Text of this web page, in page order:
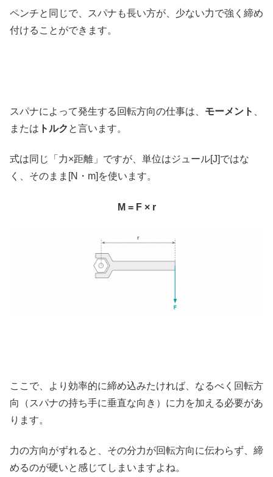
ペンチと同じで、スパナも長い方が、少ない力で強く締め
付けることができます。
スパナによって発生する回転方向の仕事は、 モーメント
または トルク と言います。
式は同じ「力×距離」ですが、単位はジュール[J]ではな
く、そのまま[N・m]を使います。
M = F × r
ここで、より効率的に締め込みたければ、なるべく回転方
向（スパナの持ち手に垂直な向き）に力を加える必要があ
ります。
力の方向がずれると、その分力が回転方向に伝わらず、締
めるのが硬いと感じてしまいますよね。